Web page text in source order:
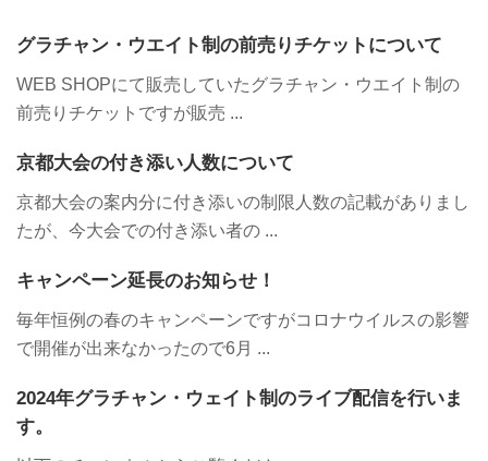
グラチャン・ウエイト制の前売りチケットについて
WEB SHOPにて販売していたグラチャン・ウエイト制の
前売りチケットですが販売 ...
京都大会の付き添い人数について
京都大会の案内分に付き添いの制限人数の記載がありまし
たが、今大会での付き添い者の ...
キャンペーン延長のお知らせ！
毎年恒例の春のキャンペーンですがコロナウイルスの影響
で開催が出来なかったので6月 ...
2024年グラチャン・ウェイト制のライブ配信を行いま
す。